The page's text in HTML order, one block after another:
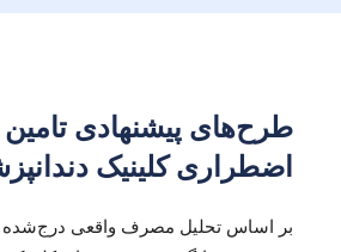
طرح‌های پیشنهادی
اضطراری کلینیک
بر اساس تحلیل مصرف واقعی درج‌شده